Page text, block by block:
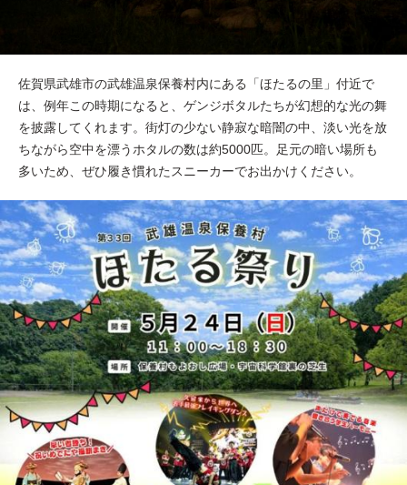
佐賀県武雄市の武雄温泉保養村内にある「ほたるの里」付近で
は、例年この時期になると、ゲンジボタルたちが幻想的な光の舞
を披露してくれます。街灯の少ない静寂な暗闇の中、淡い光を放
ちながら空中を漂うホタルの数は約5000匹。足元の暗い場所も
多いため、ぜひ履き慣れたスニーカーでお出かけください。